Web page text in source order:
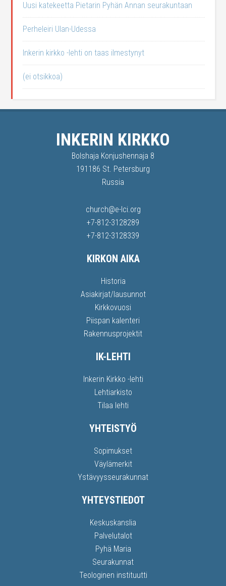
Uusi katekeetta Pietarin Pyhän Annan seurakuntaan
Perheleiri Ulan-Udessa
Inkerin kirkko -lehti on taas ilmestynyt
(ei otsikkoa)
INKERIN KIRKKO
Bolshaja Konjushennaja 8
191186 St. Petersburg
Russia
church@e-lci.org
+7-812-3128289
+7-812-3128339
KIRKON AIKA
Historia
Asiakirjat/lausunnot
Kirkkovuosi
Piispan kalenteri
Rakennusprojektit
IK-LEHTI
Inkerin Kirkko -lehti
Lehtiarkisto
Tilaa lehti
YHTEISTYÖ
Sopimukset
Väylämerkit
Ystävyysseurakunnat
YHTEYSTIEDOT
Keskuskanslia
Palvelutalot
Pyhä Maria
Seurakunnat
Teologinen instituutti